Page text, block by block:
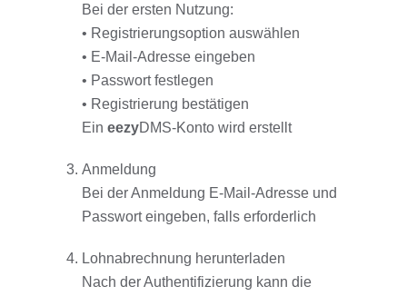
Bei der ersten Nutzung:
• Registrierungsoption auswählen
• E-Mail-Adresse eingeben
• Passwort festlegen
• Registrierung bestätigen
Ein eezyDMS-Konto wird erstellt
Anmeldung
Bei der Anmeldung E-Mail-Adresse und
Passwort eingeben, falls erforderlich
Lohnabrechnung herunterladen
Nach der Authentifizierung kann die